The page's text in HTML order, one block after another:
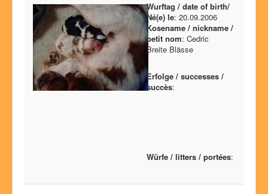
Wurftag / date of birth/
Né(e) le: 20.09.2006
Kosename / nickname /
petit nom: Cedric
Breite Blässe
Erfolge / successes /
succès:
Würfe / litters / portées: